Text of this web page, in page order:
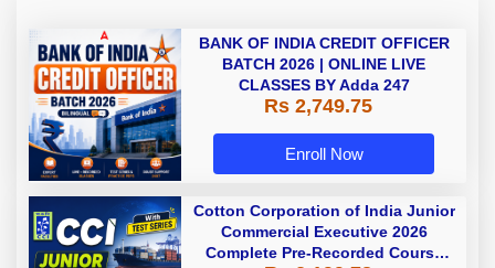
BANK OF INDIA CREDIT OFFICER
BATCH 2026 | ONLINE LIVE
CLASSES BY Adda 247
Rs 2,749.75
Enroll Now
Cotton Corporation of India Junior
Commercial Executive 2026
Complete Pre-Recorded Course